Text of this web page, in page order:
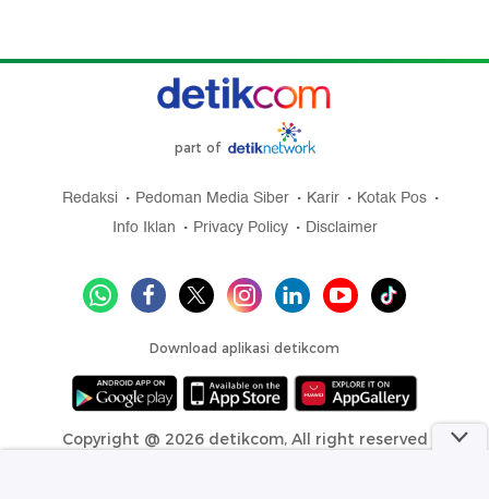
part of
Redaksi Pedoman Media Siber Karir
Kotak Pos
Info Iklan
Privacy Policy Disclaimer
Download aplikasi detikcom
Copyright @ 2026 detikcom, All right reserved